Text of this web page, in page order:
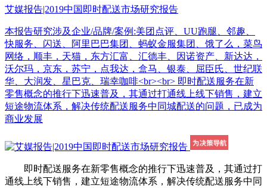
艾媒报告|2019中国即时配送市场研究报告
本报告研究涉及企业/品牌/案例:美团点评、UU跑腿、邻趣、
快服务、闪送、阿里巴巴集团、蚂蚁金服集团、饿了么，菜鸟
网络，顺丰，天猫，东方汇富、汇德丰、因诺资产、新达达，
沃尔玛，京东，苏宁，点我达，盒马、银泰、屈臣氏、世纪联
华、大润发、星巴克、瑞幸咖啡<br><br> 即时配送服务在新
零售概念的推行下迅速普及，其通过打通线上线下销售，建立
短途物流体系，解决传统配送服务中同城配送的问题，已成为
商业发展
即时配送服务在新零售概念的推行下迅速普及，其通过打
通线上线下销售，建立短途物流体系，解决传统配送服务中同